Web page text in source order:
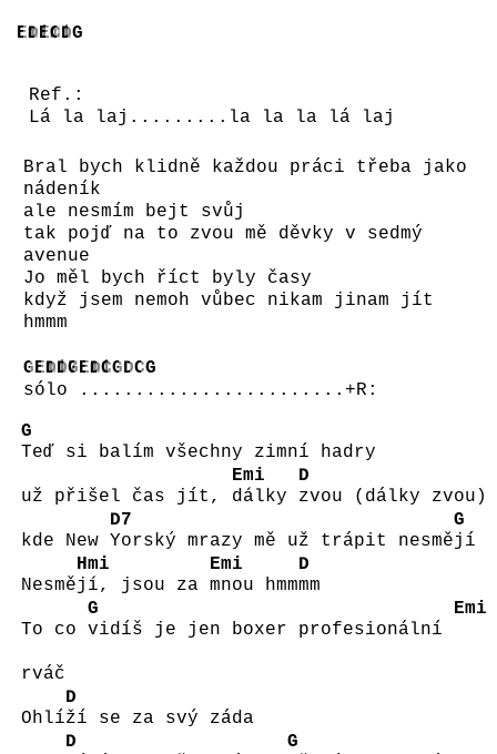
Emi
DEmi
CDG
Ref.:
Lá la laj.........la la la lá laj
Bral bych klidně každou práci třeba jako
nádeník
ale nesmím bejt svůj
tak pojď na to zvou mě děvky v sedmý
avenue
Jo měl bych říct byly časy
když jsem nemoh vůbec nikam jinam jít
hmmm
GEmi
DD7
GEmi
DCGDCG
sólo ........................+R:
G
Teď si balím všechny zimní hadry
už přišel čas jít,
Emi
dálky
D
zvou (dálky zvou)
kde New
D7
Yorský mrazy mě už trápit nesmě
G
jí
Nesmě
Hmi
jí, jsou za
Emi
mnou hmm
D
mm
To co
G
vidíš je jen boxer profesionální
Emi
rváč
Ohlí
D
ží se za svý záda
D
G